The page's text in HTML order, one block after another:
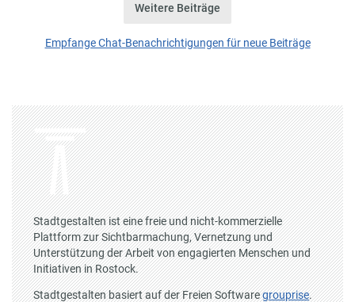
Weitere Beiträge
Empfange Chat-Benachrichtigungen für neue Beiträge
Stadtgestalten ist eine freie und nicht-kommerzielle
Plattform zur Sichtbarmachung, Vernetzung und
Unterstützung der Arbeit von engagierten Menschen und
Initiativen in Rostock.
Stadtgestalten basiert auf der Freien Softwaregrouprise.